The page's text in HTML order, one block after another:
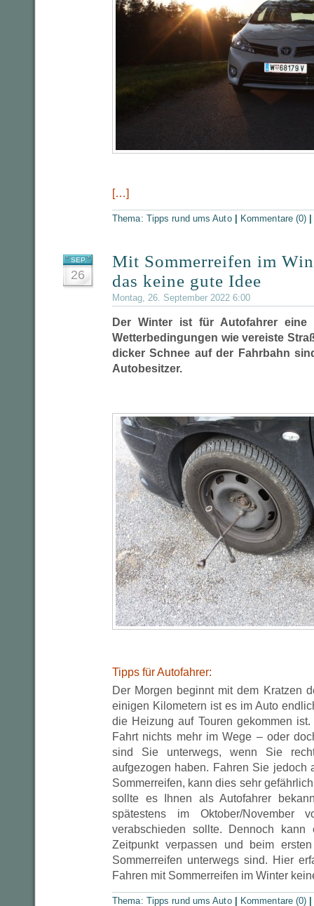
[…]
Thema: Tipps rund ums Auto Kommentare (0)
SEP.
26
Mit Sommerreifen im
das keine gute Idee
Montag, 26. September 2022 6:00
Der Winter ist für Autofahrer eine
Wetterbedingungen wie vereiste
dicker Schnee auf der Fahrbahn
Autobesitzer.
Tipps für Autofahrer:
Der Morgen beginnt mit dem Kratzen
einigen Kilometern ist es im Auto
die Heizung auf Touren gekommen
Fahrt nichts mehr im Wege – oder
sind Sie unterwegs, wenn Sie
aufgezogen haben. Fahren Sie jedoch
Sommerreifen, kann dies sehr
sollte es Ihnen als Autofahrer
spätestens im Oktober/November
verabschieden sollte. Dennoch
Zeitpunkt verpassen und beim
Sommerreifen unterwegs sind. Hier
Fahren mit Sommerreifen im Winter
Thema: Tipps rund ums Auto Kommentare (0)